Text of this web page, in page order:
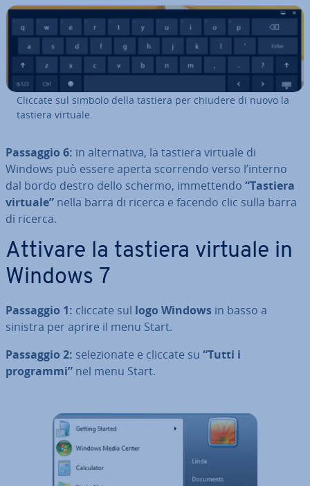
Cliccate sul simbolo della tastiera per chiudere di nuovo la
tastiera virtuale.
Passaggio 6: in al­ter­na­ti­va, la tastiera virtuale di
Windows può essere aperta scorrendo verso l’interno
dal bordo destro dello schermo, im­met­ten­do “Tastiera
virtuale” nella barra di ricerca e facendo clic sulla barra
di ricerca.
Attivare la tastiera virtuale in
Windows 7
Passaggio 1: cliccate sul logo Windows in basso a
sinistra per aprire il menu Start.
Passaggio 2: se­le­zio­na­te e cliccate su “Tutti i
programmi” nel menu Start.